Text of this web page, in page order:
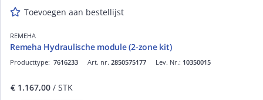
Toevoegen aan bestellijst
REMEHA
Remeha Hydraulische module (2-zone kit)
Art. nr. 2850575177
Producttype: 7616233 Lev. Nr.: 10350015
€ 1.167,00 / STK